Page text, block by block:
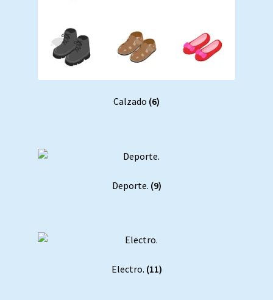
Calzado (6)
Deporte. (9)
Electro. (11)